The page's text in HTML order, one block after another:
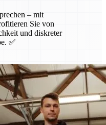
– mit
Sie von
und diskreter
✅